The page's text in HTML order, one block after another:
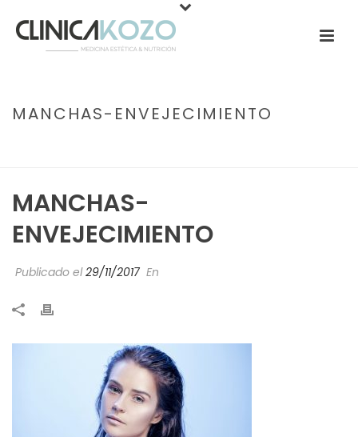
MANCHAS-ENVEJECIMIENTO
MANCHAS-
ENVEJECIMIENTO
Publicado el29/11/2017 En